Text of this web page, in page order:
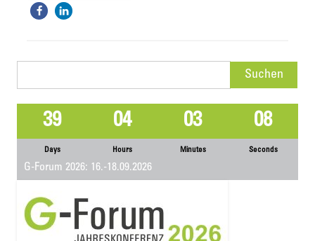
39
Days
04
Hours
03
Minutes
08
Seconds
G-Forum 2026: 16.-18.09.2026